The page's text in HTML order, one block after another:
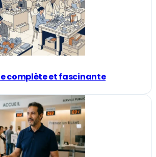
complète et fascinante